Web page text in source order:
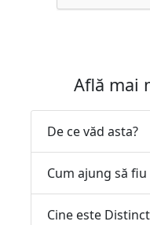
Află mai
De ce văd asta?
Cum ajung să
Cine este